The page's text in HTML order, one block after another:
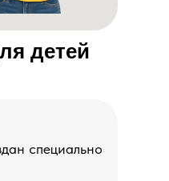
детей
специально